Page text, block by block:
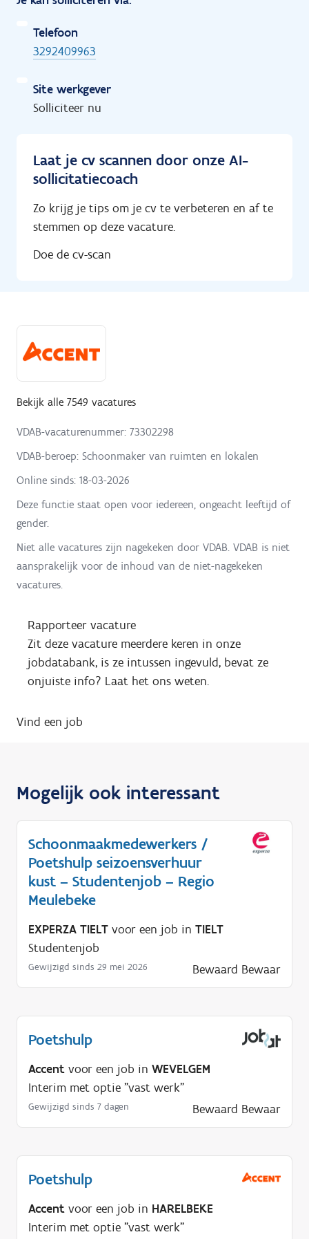
Telefoon
3292409963
Site werkgever
Solliciteer nu
Laat je cv scannen door onze AI-
sollicitatiecoach
Zo krijg je tips om je cv te verbeteren en af te
stemmen op deze vacature.
Doe de cv-scan
Bekijk alle 7549 vacatures
VDAB-vacaturenummer: 73302298
VDAB-beroep: Schoonmaker van ruimten en lokalen
Online sinds: 18-03-2026
Deze functie staat open voor iedereen, ongeacht leeftijd of
gender.
Niet alle vacatures zijn nagekeken door VDAB. VDAB is niet
aansprakelijk voor de inhoud van de niet-nagekeken
vacatures.
Rapporteer vacature
Zit deze vacature meerdere keren in onze
jobdatabank, is ze intussen ingevuld, bevat ze
onjuiste info? Laat het ons weten.
Vind een job
Mogelijk ook interessant
Schoonmaakmedewerkers /
Poetshulp seizoensverhuur
kust – Studentenjob – Regio
Meulebeke
EXPERZA TIELT voor een job in TIELT
Studentenjob
Gewijzigd sinds 29 mei 2026 Bewaard Bewaar
Poetshulp
Accent voor een job in WEVELGEM
Interim met optie "vast werk"
Gewijzigd sinds 7 dagen Bewaard Bewaar
Poetshulp
Accent voor een job in HARELBEKE
Interim met optie "vast werk"